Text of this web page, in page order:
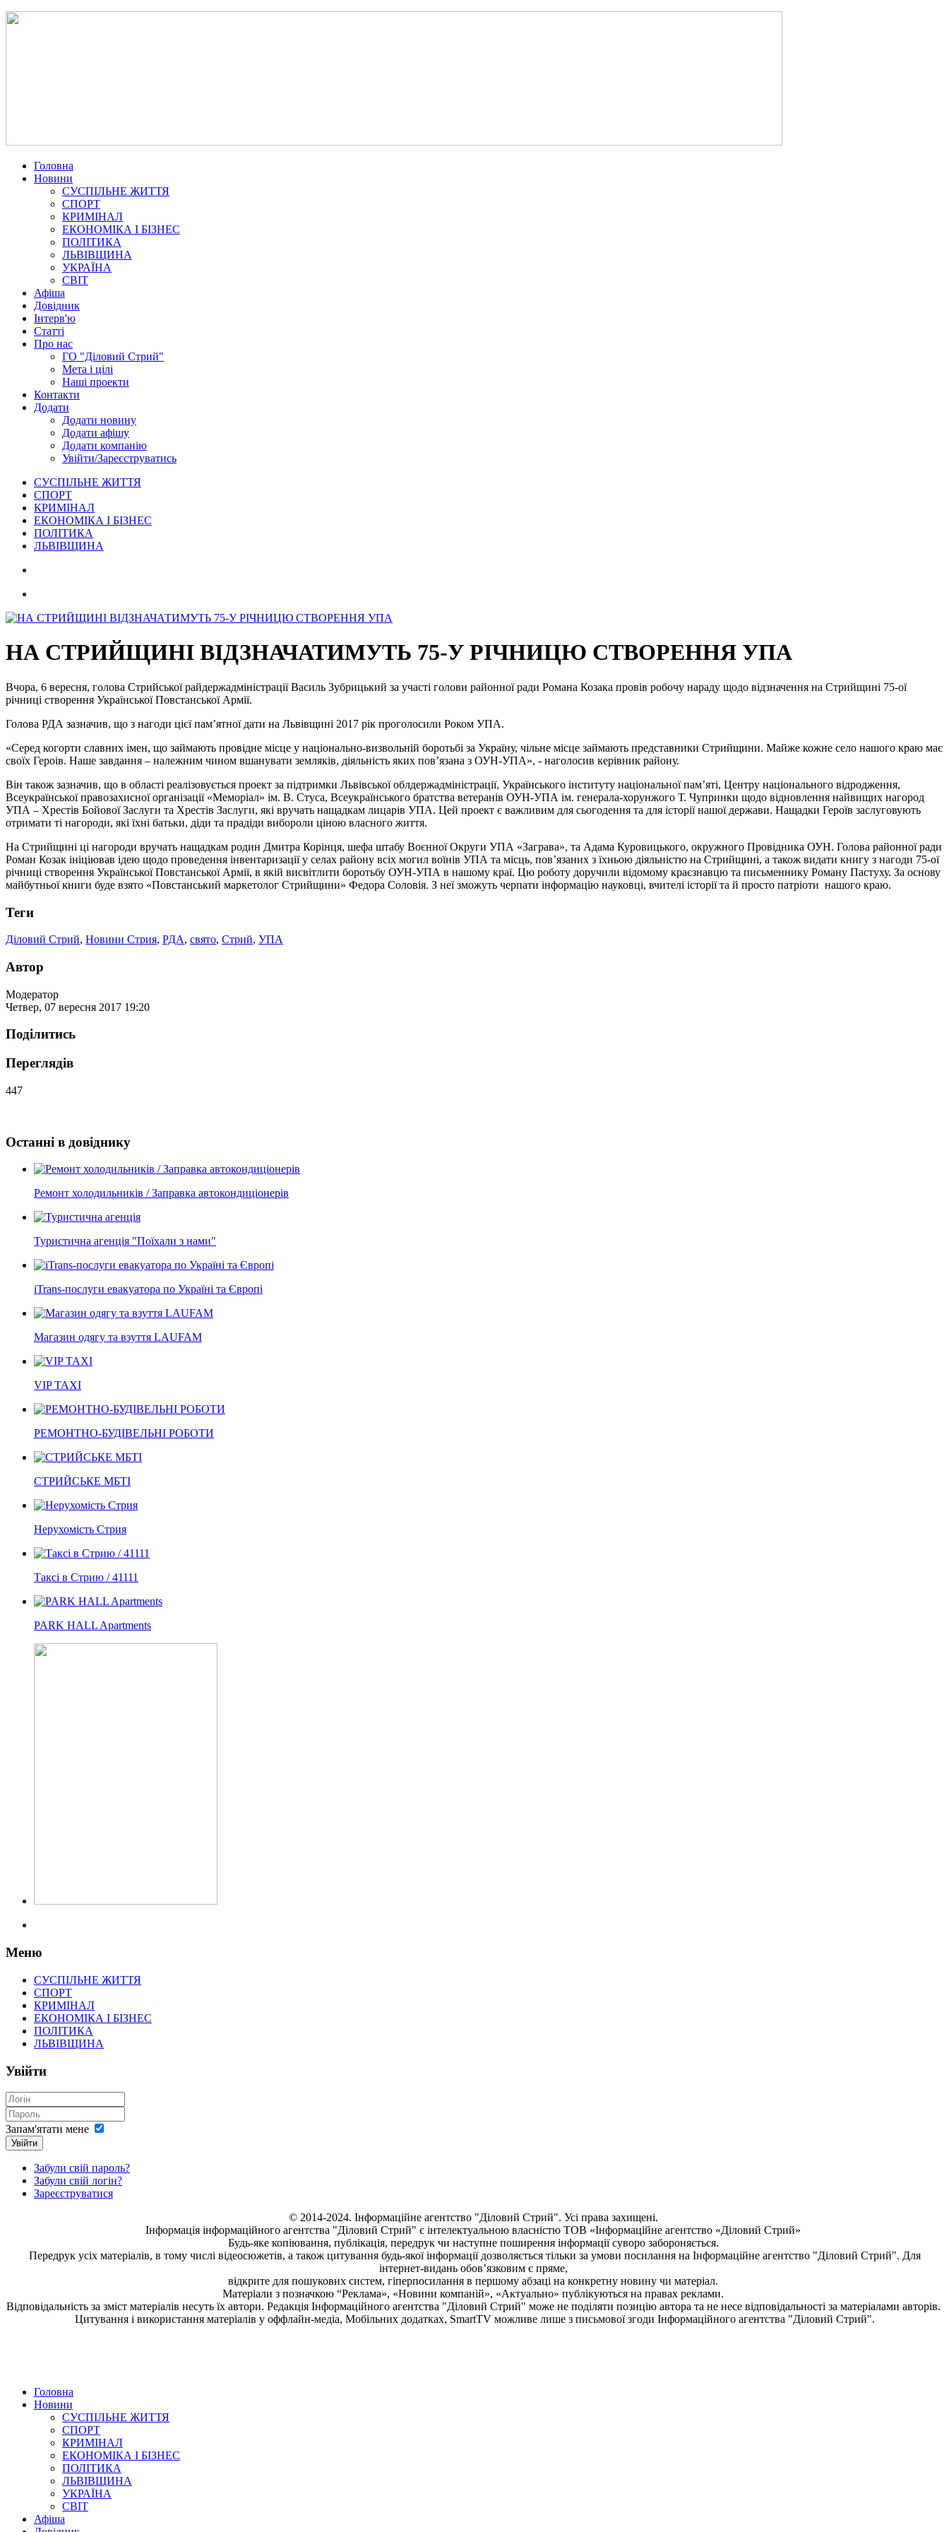
Головна
Новини
СУСПІЛЬНЕ ЖИТТЯ
СПОРТ
КРИМІНАЛ
ЕКОНОМІКА І БІЗНЕС
ПОЛІТИКА
ЛЬВІВЩИНА
УКРАЇНА
СВІТ
Афіша
Довідник
Інтерв'ю
Статті
Про нас
ГО "Діловий Стрий"
Мета і цілі
Наші проекти
Контакти
Додати
Додати новину
Додати афішу
Додати компанію
Увійти/Зареєструватись
СУСПІЛЬНЕ ЖИТТЯ
СПОРТ
КРИМІНАЛ
ЕКОНОМІКА І БІЗНЕС
ПОЛІТИКА
ЛЬВІВЩИНА
НА СТРИЙЩИНІ ВІДЗНАЧАТИМУТЬ 75-У РІЧНИЦЮ СТВОРЕННЯ УПА
Вчора, 6 вересня, голова Стрийської райдержадміністрації Василь Зубрицький за участі голови районної ради Романа Козака провів робочу нараду щодо відзначення на Стрийщині 75-ої
річниці створення Української Повстанської Армії.
Голова РДА зазначив, що з нагоди цієї пам’ятної дати на Львівщині 2017 рік проголосили Роком УПА.
«Серед когорти славних імен, що займають провідне місце у національно-визвольній боротьбі за Україну, чільне місце займають представники Стрийщини. Майже кожне село нашого краю має
своїх Героів. Наше завдання – належним чином вшанувати земляків, діяльність яких пов’язана з ОУН-УПА», - наголосив керівник району.
Він також зазначив, що в області реалізовується проект за підтримки Львівської облдержадміністрації, Українського інституту національної пам’яті, Центру національного відродження,
Всеукраїнської правозахисної організації «Меморіал» ім. В. Стуса, Всеукраїнського братства ветеранів ОУН-УПА ім. генерала-хорунжого Т. Чупринки щодо відновлення найвищих нагород
УПА – Хрестів Бойової Заслуги та Хрестів Заслуги, які вручать нащадкам лицарів УПА. Цей проект є важливим для сьогодення та для історії нашої держави. Нащадки Героїв заслуговують
отримати ті нагороди, які їхні батьки, діди та прадіди вибороли ціною власного життя.
На Стрийщині ці нагороди вручать нащадкам родин Дмитра Корінця, шефа штабу Воєнної Округи УПА «Заграва», та Адама Куровицького, окружного Провідника ОУН. Голова районної ради
Роман Козак ініціював ідею щодо проведення інвентаризації у селах району всіх могил воїнів УПА та місць, пов’язаних з їхньою діяльністю на Стрийщині, а також видати книгу з нагоди 75-ої
річниці створення Української Повстанської Армії, в якій висвітлити боротьбу ОУН-УПА в нашому краї. Цю роботу доручили відомому краєзнавцю та письменнику Роману Пастуху. За основу
майбутньої книги буде взято «Повстанський маркетолог Стрийщини» Федора Соловія. З неї зможуть черпати інформацію науковці, вчителі історії та й просто патріоти нашого краю.
Теги
Діловий Стрий, Новини Стрия, РДА, свято, Стрий, УПА
Автор
Модератор
Четвер, 07 вересня 2017 19:20
Поділитись
Переглядів
447
Останні в довіднику
Ремонт холодильників / Заправка автокондиціонерів
Туристична агенція "Поїхали з нами"
iTrans-послуги евакуатора по Україні та Європі
Магазин одягу та взуття LAUFAM
VIP TAXI
РЕМОНТНО-БУДІВЕЛЬНІ РОБОТИ
СТРИЙСЬКЕ МБТІ
Нерухомість Стрия
Таксі в Стрию / 41111
PARK HALL Apartments
Меню
СУСПІЛЬНЕ ЖИТТЯ
СПОРТ
КРИМІНАЛ
ЕКОНОМІКА І БІЗНЕС
ПОЛІТИКА
ЛЬВІВЩИНА
Увійти
Запам'ятати мене
Увійти
Забули свій пароль?
Забули свій логін?
Зареєструватися
© 2014-2024. Інформаційне агентство "Діловий Стрий". Усі права захищені.
Інформація інформаційного агентства "Діловий Стрий" є інтелектуальною власністю ТОВ «Інформаційне агентство «Діловий Стрий»
Будь-яке копiювання, публiкацiя, передрук чи наступне поширення iнформацiї суворо забороняється.
Передрук усіх матеріалів, в тому числі відеосюжетів, а також цитування будь-якої інформації дозволяється тільки за умови посилання на Інформаційне агентство "Діловий Стрий". Для
інтернет-видань обов’язковим є пряме,
відкрите для пошукових систем, гіперпосилання в першому абзаці на конкретну новину чи матеріал.
Матеріали з позначкою “Реклама», «Новини компаній», «Актуально» публікуються на правах реклами.
Відповідальність за зміст матеріалів несуть їх автори. Редакція Інформаційного агентства "Діловий Стрий" може не поділяти позицію автора та не несе відповідальності за матеріалами авторів.
Цитування і використання матеріалів у оффлайн-медіа, Мобільних додатках, SmartTV можливе лише з письмової згоди Інформаційного агентства "Діловий Стрий".
Головна
Новини
СУСПІЛЬНЕ ЖИТТЯ
СПОРТ
КРИМІНАЛ
ЕКОНОМІКА І БІЗНЕС
ПОЛІТИКА
ЛЬВІВЩИНА
УКРАЇНА
СВІТ
Афіша